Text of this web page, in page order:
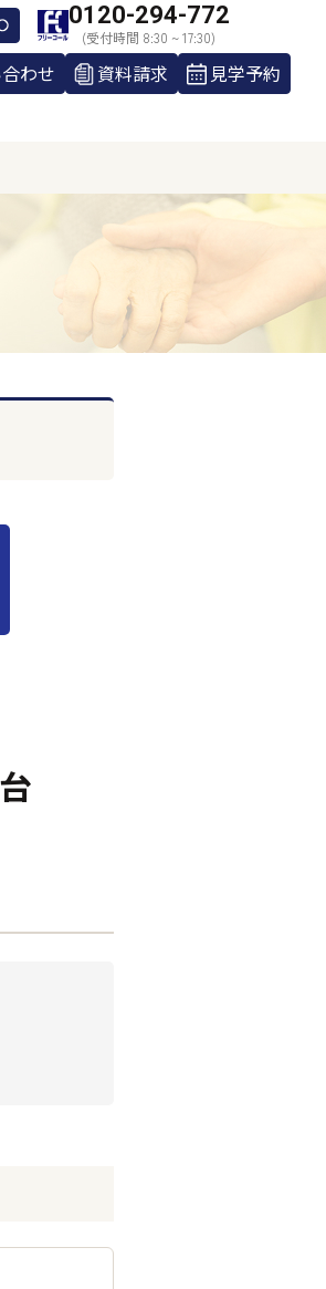
0120-294-772
(受付時間 8:30 ~ 17:30)
わせ 資料請求 見学予約